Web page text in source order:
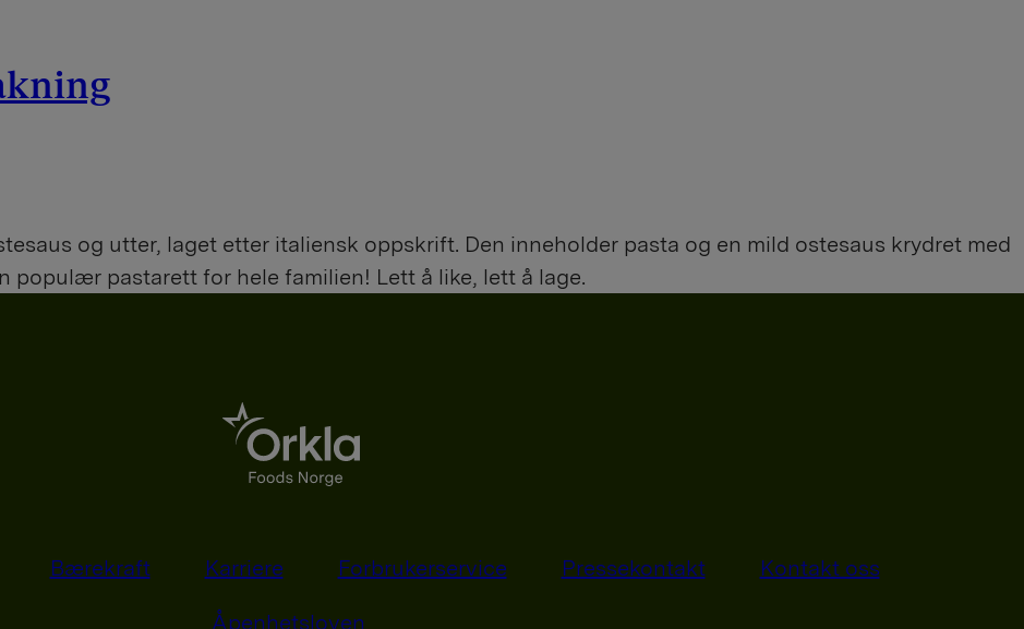
og utter, laget etter italiensk oppskrift. Den inneholder pasta og en mild ostesaus krydret med
populær pastarett for hele familien! Lett å like, lett å lage.
Bærekraft Karriere Forbrukerservice Pressekontakt Kontakt oss
Åpenhetsloven